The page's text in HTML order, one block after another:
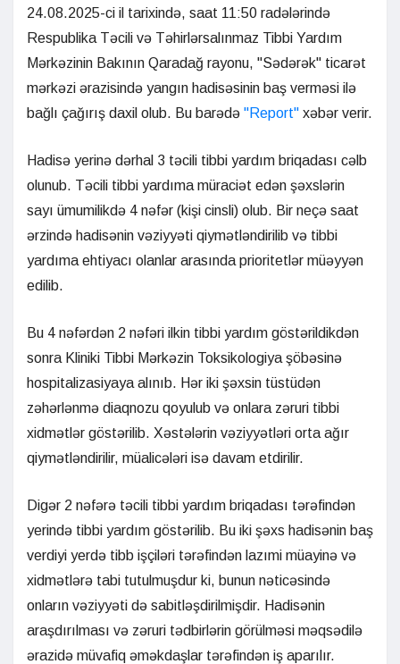
24.08.2025-ci il tarixində, saat 11:50 radələrində
Respublika Təcili və Təhirlərsalınmaz Tibbi Yardım
Mərkəzinin Bakının Qaradağ rayonu, "Sədərək" ticarət
mərkəzi ərazisində yangın hadisəsinin baş verməsi ilə
bağlı çağırış daxil olub. Bu barədə "Report" xəbər verir.
Hadisə yerinə dərhal 3 təcili tibbi yardım briqadası cəlb
olunub. Təcili tibbi yardıma müraciət edən şəxslərin
sayı ümumilikdə 4 nəfər (kişi cinsli) olub. Bir neçə saat
ərzində hadisənin vəziyyəti qiymətləndirilib və tibbi
yardıma ehtiyacı olanlar arasında prioritetlər müəyyən
edilib.
Bu 4 nəfərdən 2 nəfəri ilkin tibbi yardım göstərildikdən
sonra Kliniki Tibbi Mərkəzin Toksikologiya şöbəsinə
hospitalizasiyaya alınıb. Hər iki şəxsin tüstüdən
zəhərlənmə diaqnozu qoyulub və onlara zəruri tibbi
xidmətlər göstərilib. Xəstələrin vəziyyətləri orta ağır
qiymətləndirilir, müalicələri isə davam etdirilir.
Digər 2 nəfərə təcili tibbi yardım briqadası tərəfindən
yerində tibbi yardım göstərilib. Bu iki şəxs hadisənin baş
verdiyi yerdə tibb işçiləri tərəfindən lazımi müayinə və
xidmətlərə tabi tutulmuşdur ki, bunun nəticəsində
onların vəziyyəti də sabitləşdirilmişdir. Hadisənin
araşdırılması və zəruri tədbirlərin görülməsi məqsədilə
ərazidə müvafiq əməkdaşlar tərəfindən iş aparılır.